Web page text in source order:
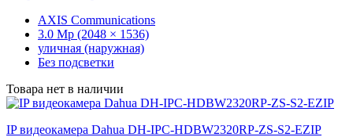
AXIS Communications
3.0 Mp (2048 × 1536)
уличная (наружная)
Без подсветки
Товара нет в наличии
IP видеокамера Dahua DH-IPC-HDBW2320RP-ZS-S2-EZIP